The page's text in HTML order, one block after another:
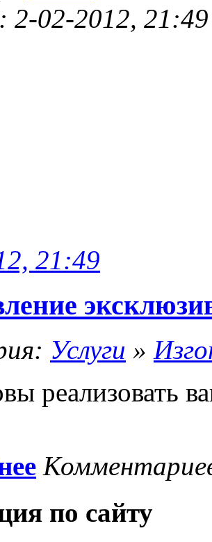
2-02-2012, 21:49
21:49
Услуги »
реализовать
по сайту